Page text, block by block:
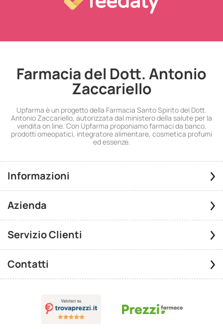
Farmacia del Dott. Antonio
Zaccariello
Upfarma è un progetto della Farmacia Santo Spirito del Dott.
Antonio Zaccariello, autorizzata dal ministero della salute per la
vendita on line. Con Upfarma proponiamo farmaci da banco,
prodotti omeopatici, integratore alimentare, cosmetica profumi
ed essenze.
Informazioni
Azienda
Servizio Clienti
Contatti